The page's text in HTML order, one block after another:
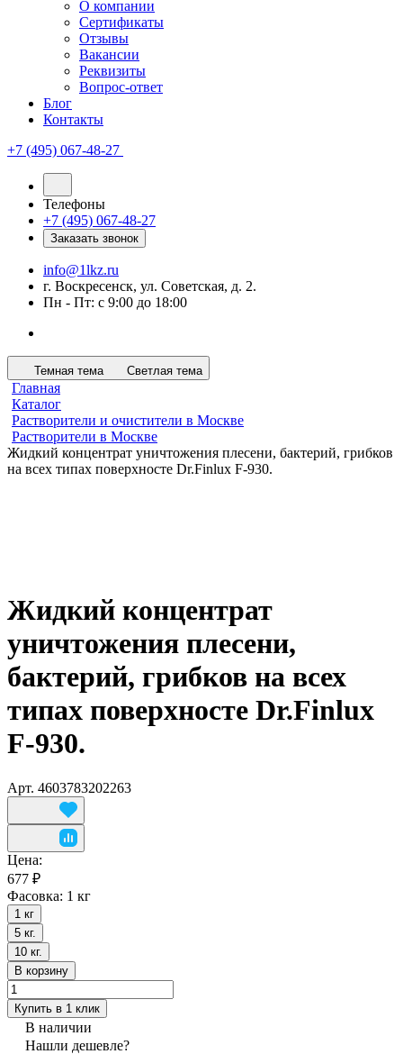
О компании
Сертификаты
Отзывы
Вакансии
Реквизиты
Вопрос-ответ
Блог
Контакты
+7 (495) 067-48-27
Телефоны
+7 (495) 067-48-27
Заказать звонок
info@1lkz.ru
г. Воскресенск, ул. Советская, д. 2.
Пн - Пт: с 9:00 до 18:00
Темная тема Светлая тема
Главная
Каталог
Растворители и очистители в Москве
Растворители в Москве
Жидкий концентрат уничтожения плесени, бактерий, грибков
на всех типах поверхносте Dr.Finlux F-930.
Жидкий концентрат
уничтожения плесени,
бактерий, грибков на всех
типах поверхносте Dr.Finlux
F-930.
Арт. 4603783202263
Цена:
677 ₽
Фасовка: 1 кг
1 кг
5 кг.
10 кг.
В корзину
Купить в 1 клик
В наличии
Нашли дешевле?